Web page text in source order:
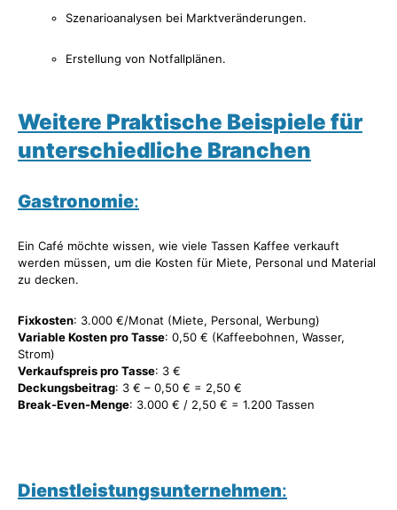
Szenarioanalysen bei Marktveränderungen.
Erstellung von Notfallplänen.
Weitere Praktische Beispiele für
unterschiedliche Branchen
Gastronomie:
Ein Café möchte wissen, wie viele Tassen Kaffee verkauft
werden müssen, um die Kosten für Miete, Personal und Material
zu decken.
Fixkosten: 3.000 €/Monat (Miete, Personal, Werbung)
Variable Kosten pro Tasse: 0,50 € (Kaffeebohnen, Wasser,
Strom)
Verkaufspreis pro Tasse: 3 €
Deckungsbeitrag: 3 € – 0,50 € = 2,50 €
Break-Even-Menge: 3.000 € / 2,50 € = 1.200 Tassen
Dienstleistungsunternehmen: